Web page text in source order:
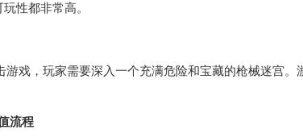
性都非常高。
游戏，玩家需要深入一个充满危险和宝藏的枪械迷宫
流程